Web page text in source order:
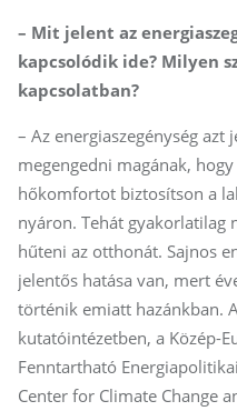
– Mit jelent az
kapcsolódik ide? Milyen
kapcsolatban?
– Az energiaszegénység
megengedni magának,
hőkomfortot biztosítson a
nyáron. Tehát gyakorlatilag
hűteni az otthonát. Sajnos
jelentős hatása van, mert
történik emiatt hazánkban.
kutatóintézetben, a Közép-
Fenntartható
Center for Climate Change